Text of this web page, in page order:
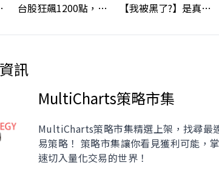
都指向... 台股狂飆1200點，但還有兩關沒過｜Mr.Jimmy高志銘 #台股 #期貨 #加權指數 【我被黑了?】是真的聽不懂嗎...還是... #股票分析 #因果分析
訊
MultiCharts策略市集
MultiCharts策略市集精選上架，找尋最
易策略！ 策略市集讓你看見獲利可能，
速切入量化交易的世界！